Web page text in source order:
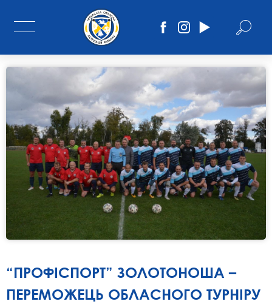
“ПРОФІСПОРТ” ЗОЛОТОНОША –
ПЕРЕМОЖЕЦЬ ОБЛАСНОГО ТУРНІРУ